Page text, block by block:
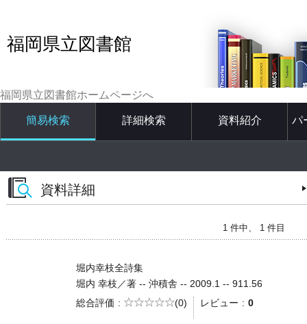
福岡県立図書館
福岡県立図書館ホームページへ
簡易検索 詳細検索 資料紹介 パ
資料詳細
1 件中、 1 件目
堀内幸枝全詩集
堀内 幸枝／著 -- 沖積舎 -- 2009.1 -- 911.56
総合評価
5段階評価
(0) レビュー 0